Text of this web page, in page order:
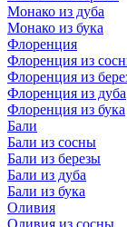
Монако из дуба
Монако из бука
Флоренция
Флоренция из
Флоренция из
Флоренция из дуба
Флоренция из бука
Бали
Бали из сосны
Бали из березы
Бали из дуба
Бали из бука
Оливия
Оливия из сосны